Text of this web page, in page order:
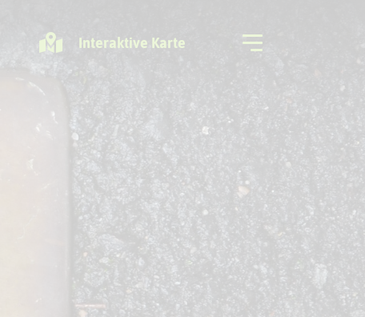
Interaktive Karte
Freizeitregion